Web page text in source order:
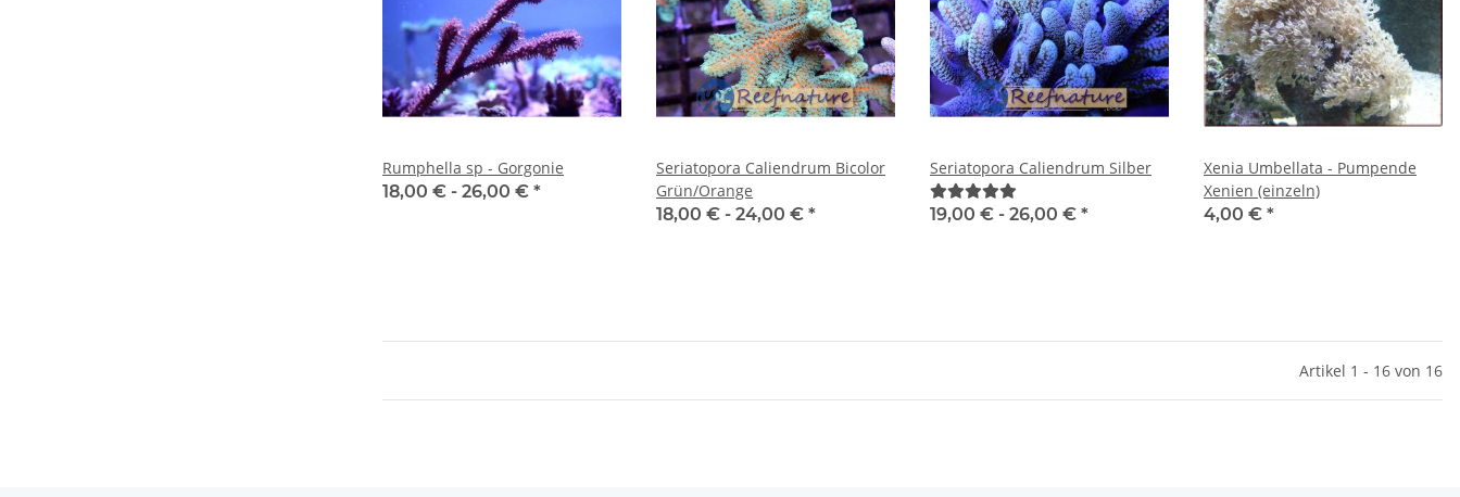
Rumphella sp - Gorgonie
18,00 € - 26,00 € *
Seriatopora Caliendrum Bicolor
Grün/Orange
18,00 € - 24,00 € *
Seriatopora Caliendrum Silber
19,00 € - 26,00 € *
Xenia Umbellata - Pumpende
Xenien (einzeln)
4,00 € *
Artikel 1 - 16 von 16